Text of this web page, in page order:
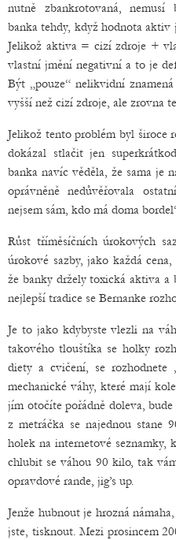
nutně zbankrotovaná,
banka tehdy, když hodnota
Jelikož aktiva = cizí zdroje +
vlastní jmění negativní a to je
Být „pouze“ nelikvidní
vyšší než cizí zdroje, ale zrovna
Jelikož tento problém byl široce
dokázal stlačit jen
banka navíc věděla, že sama je
oprávněně nedůvěřovala
nejsem sám, kdo má doma
Růst tříměsíčních úrokových
úrokové sazby, jako každá cena,
že banky držely toxická aktiva a
nejlepší tradice se Bernanke
Je to jako kdybyste vlezli na
takového tlouštíka se holky
diety a cvičení, se rozhodnete
mechanické váhy, které mají
jím otočíte pořádně doleva,
z metráčka se najednou stane
holek na internetové seznamky,
chlubit se váhou 90 kilo, tak
opravdové rande, jig’s up.
Jenže hubnout je hrozná
jste, tisknout. Mezi prosincem